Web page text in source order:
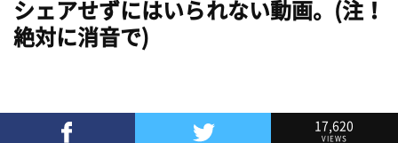
シェアせずにはいられない動画。(注！
絶対に消音で)
17,620
VIEWS